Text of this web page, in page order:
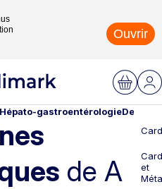
Ouvrir
Hépato-gastroentérologie
de A
et